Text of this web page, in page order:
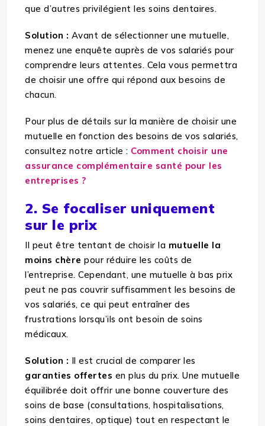
que d’autres privilégient les soins dentaires.
Solution : Avant de sélectionner une mutuelle,
menez une enquête auprès de vos salariés pour
comprendre leurs attentes. Cela vous permettra
de choisir une offre qui répond aux besoins de
chacun.
Pour plus de détails sur la manière de choisir une
mutuelle en fonction des besoins de vos salariés,
consultez notre article : Comment choisir une
assurance complémentaire santé pour les
entreprises ?
2. Se focaliser uniquement
sur le prix
Il peut être tentant de choisir la mutuelle la
moins chère pour réduire les coûts de
l’entreprise. Cependant, une mutuelle à bas prix
peut ne pas couvrir suffisamment les besoins de
vos salariés, ce qui peut entraîner des
frustrations lorsqu’ils ont besoin de soins
médicaux.
Solution : Il est crucial de comparer les
garanties offertes en plus du prix. Une mutuelle
équilibrée doit offrir une bonne couverture des
soins de base (consultations, hospitalisations,
soins dentaires, optique) tout en respectant le